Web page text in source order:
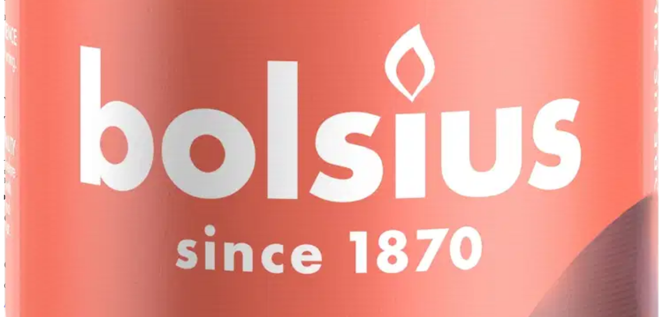
Etu ei koske Suuri‑lisäpalvelulla toimitettavia tuotteita.
Tuotekuvaus
Tee jokaisesta hetkestä erityinen Bolsiuksen rustikkipilarikynttilällämme, joka on väriltään Sunny Yellow. Tämä 8 cm kynttilä pysyy kauniina jopa 35 tunnin ajan MaxAmbiance-teknologiamme ansiosta. Tämä
teknologia yhdistää ainutlaatuisen vahareseptin ja supertasaisen sydämen täydellistä palamista varten. Valmistettu ilman palmuöljyä ja kasvipohjaisesta vahasta. Kokonainen rustiikkikokoelmamme sisältää
kynttilöitä eri kokoisina ja trendikkäissä väreissä. Näitä voi yhdistellä monin tavoin luodaksesi kotiisi ainutlaatuista lämpöä ja tunnelmaa.
Ominaisuudet
Oletko tyytyväinen tuotetietoihin?
Ovatko tuotetiedot riittävät? Jos tuotetiedoissa on puutteita tai niitä voisi muuten parantaa, anna palautetta.
Anna palautetta